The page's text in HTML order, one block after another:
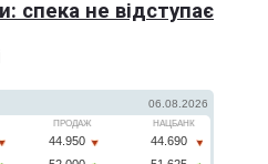
спека не відступає